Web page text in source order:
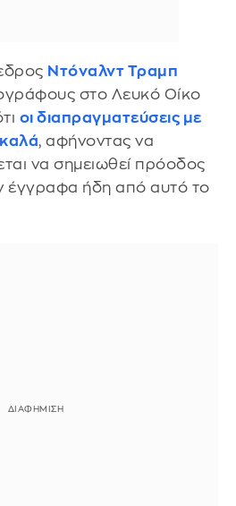
Ντόναλντ Τραμπ
στο Λευκό Οίκο
οι διαπραγματεύσεις με
, αφήνοντας να
να σημειωθεί πρόοδος
έγγραφα ήδη από αυτό το